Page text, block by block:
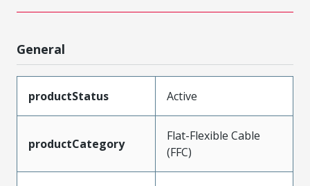
General
productStatus Active
productCategory
Flat-Flexible Cable
(FFC)